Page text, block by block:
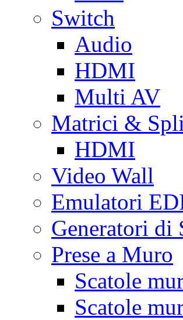
Switch
Audio
HDMI
Multi AV
Matrici &
HDMI
Video Wall
Emulatori
Generatori di
Prese a Muro
Scatole
Scatole